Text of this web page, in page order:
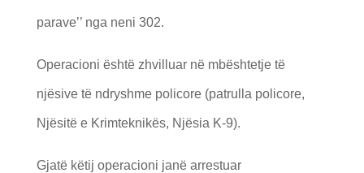
parave’’ nga neni 302.
Operacioni është zhvilluar në mbështetje të
njësive të ndryshme policore (patrulla policore,
Njësitë e Krimteknikës, Njësia K-9).
Gjatë këtij operacioni janë arrestuar